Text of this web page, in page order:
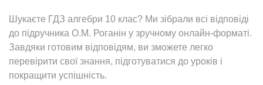
Шукаєте ГДЗ алгебри 10 клас? Ми зібрали всі відповіді
до підручника О.М. Роганін у зручному онлайн-форматі.
Завдяки готовим відповідям, ви зможете легко
перевірити свої знання, підготуватися до уроків і
покращити успішність.